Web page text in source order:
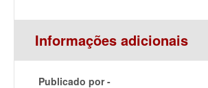
Informações adicionais
Publicado por -